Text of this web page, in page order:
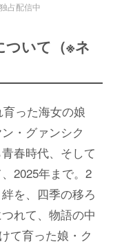
占配信中
いて（※ネ
った海女の娘
・グァンシク
春時代、そして
2025年まで。2
を、四季の移ろ
れて、物語の中
て育った娘・ク